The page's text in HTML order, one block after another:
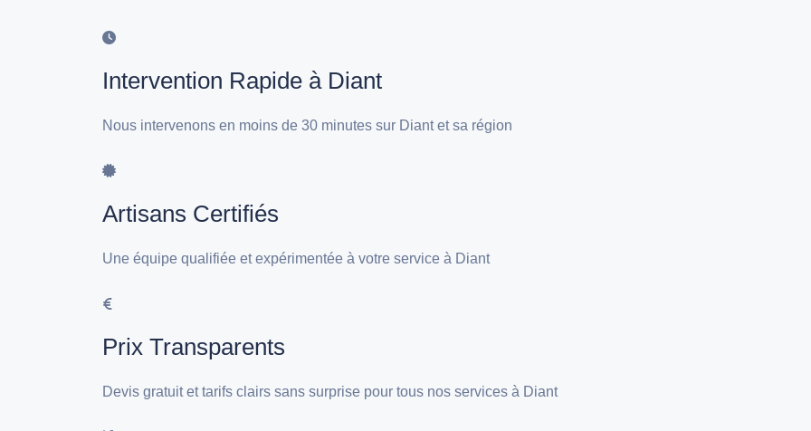
Intervention Rapide à Diant
Nous intervenons en moins de 30 minutes sur Diant et sa région
Artisans Certifiés
Une équipe qualifiée et expérimentée à votre service à Diant
Prix Transparents
Devis gratuit et tarifs clairs sans surprise pour tous nos services à Diant